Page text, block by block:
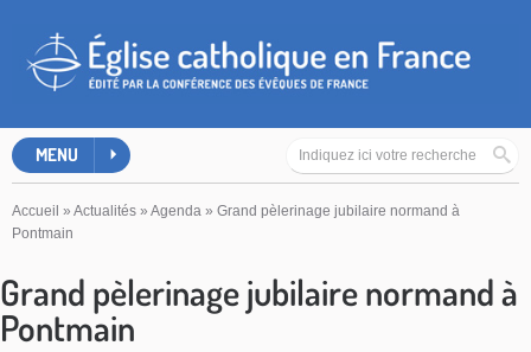
MENU
Accueil » Actualités » Agenda » Grand pèlerinage jubilaire normand à
Pontmain
Grand pèlerinage jubilaire normand à
Pontmain